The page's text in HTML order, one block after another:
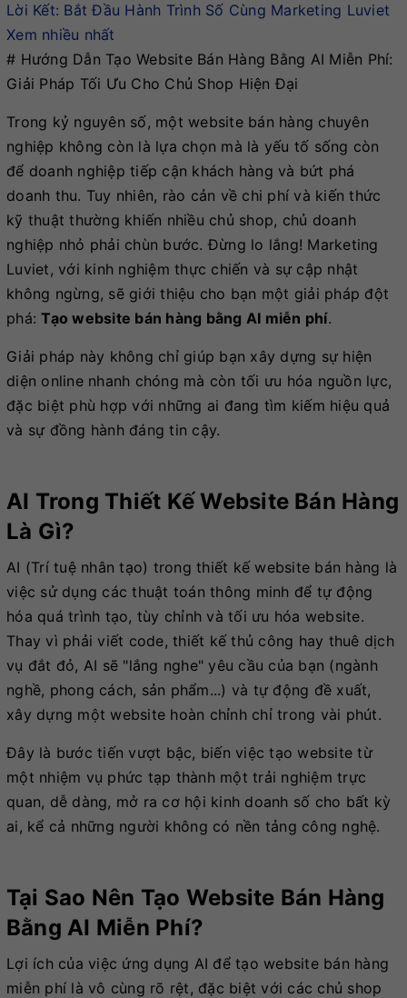
Lời Kết: Bắt Đầu Hành Trình Số Cùng Marketing Luviet
Xem nhiều nhất
# Hướng Dẫn Tạo Website Bán Hàng Bằng AI Miễn Phí:
Giải Pháp Tối Ưu Cho Chủ Shop Hiện Đại
Trong kỷ nguyên số, một website bán hàng chuyên
nghiệp không còn là lựa chọn mà là yếu tố sống còn
để doanh nghiệp tiếp cận khách hàng và bứt phá
doanh thu. Tuy nhiên, rào cản về chi phí và kiến thức
kỹ thuật thường khiến nhiều chủ shop, chủ doanh
nghiệp nhỏ phải chùn bước. Đừng lo lắng! Marketing
Luviet, với kinh nghiệm thực chiến và sự cập nhật
không ngừng, sẽ giới thiệu cho bạn một giải pháp đột
phá:Tạo website bán hàng bằng AI miễn phí.
Giải pháp này không chỉ giúp bạn xây dựng sự hiện
diện online nhanh chóng mà còn tối ưu hóa nguồn lực,
đặc biệt phù hợp với những ai đang tìm kiếm hiệu quả
và sự đồng hành đáng tin cậy.
AI Trong Thiết Kế Website Bán Hàng
Là Gì?
AI (Trí tuệ nhân tạo) trong thiết kế website bán hàng là
việc sử dụng các thuật toán thông minh để tự động
hóa quá trình tạo, tùy chỉnh và tối ưu hóa website.
Thay vì phải viết code, thiết kế thủ công hay thuê dịch
vụ đắt đỏ, AI sẽ "lắng nghe" yêu cầu của bạn (ngành
nghề, phong cách, sản phẩm...) và tự động đề xuất,
xây dựng một website hoàn chỉnh chỉ trong vài phút.
Đây là bước tiến vượt bậc, biến việc tạo website từ
một nhiệm vụ phức tạp thành một trải nghiệm trực
quan, dễ dàng, mở ra cơ hội kinh doanh số cho bất kỳ
ai, kể cả những người không có nền tảng công nghệ.
Tại Sao Nên Tạo Website Bán Hàng
Bằng AI Miễn Phí?
Lợi ích của việc ứng dụng AI để tạo website bán hàng
miễn phí là vô cùng rõ rệt, đặc biệt với các chủ shop